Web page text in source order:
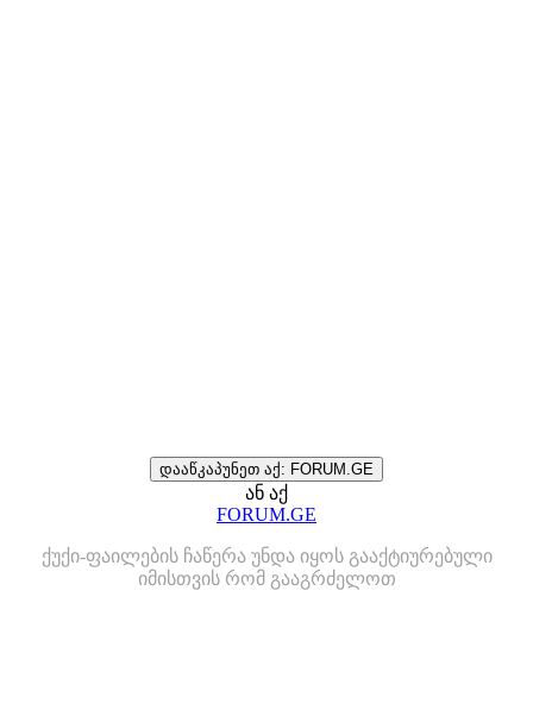
დააწკაპუნეთ აქ: FORUM.GE
ან აქ
FORUM.GE
ქუქი-ფაილების ჩაწერა უნდა იყოს გააქტიურებული
იმისთვის რომ გააგრძელოთ